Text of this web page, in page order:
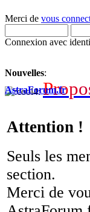
Merci de vous
Connexion avec
Nouvelles:
Propo
AstraForum.fr
Attention !
Seuls les
section.
Merci de